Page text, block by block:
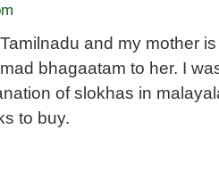
and my mother
bhagaatam to her. I
of slokhas in
to buy.